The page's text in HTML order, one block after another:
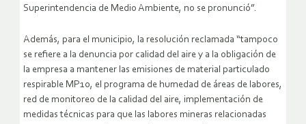
Superintendencia de Medio Ambiente, no se pronunció”.
Además, para el municipio, la resolución reclamada “tampoco
se refiere a la denuncia por calidad del aire y a la obligación de
la empresa a mantener las emisiones de material particulado
respirable MP10, el programa de humedad de áreas de labores,
red de monitoreo de la calidad del aire, implementación de
medidas técnicas para que las labores mineras relacionadas